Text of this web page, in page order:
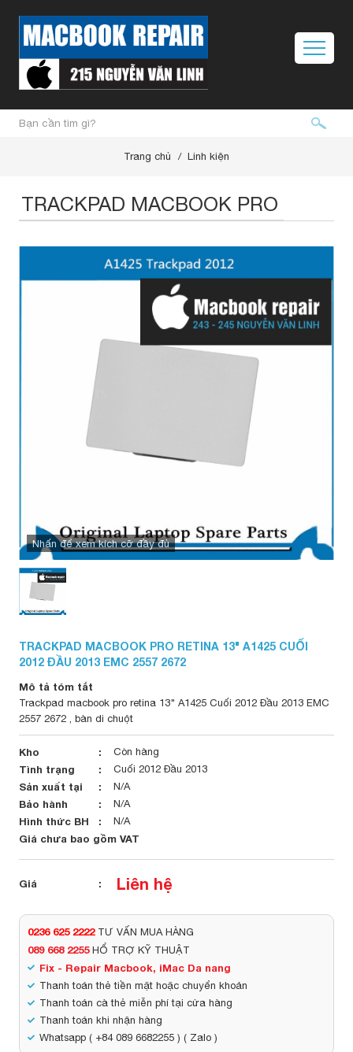
Trang chủ Linh kiện
TRACKPAD MACBOOK PRO
Nhấn để xem kích cỡ đầy đủ
TRACKPAD MACBOOK PRO RETINA 13" A1425 CUỐI
2012 ĐẦU 2013 EMC 2557 2672
Mô tả tóm tắt
Trackpad macbook pro retina 13" A1425 Cuối 2012 Đầu 2013 EMC
2557 2672 , bàn di chuột
Kho Còn hàng
Tình trạng Cuối 2012 Đầu 2013
Sản xuất tại N/A
Bảo hành N/A
Hình thức BH N/A
Giá chưa bao gồm VAT
Giá Liên hệ
0236 625 2222 TƯ VẤN MUA HÀNG
089 668 2255HỔ TRỢ KỸ THUẬT
Fix - Repair Macbook, iMac Da nang
Thanh toán thẻ tiền mặt hoặc chuyển khoản
Thanh toán cà thẻ miễn phí tại cửa hàng
Thanh toán khi nhận hàng
Whatsapp ( +84 089 6682255 ) ( Zalo )